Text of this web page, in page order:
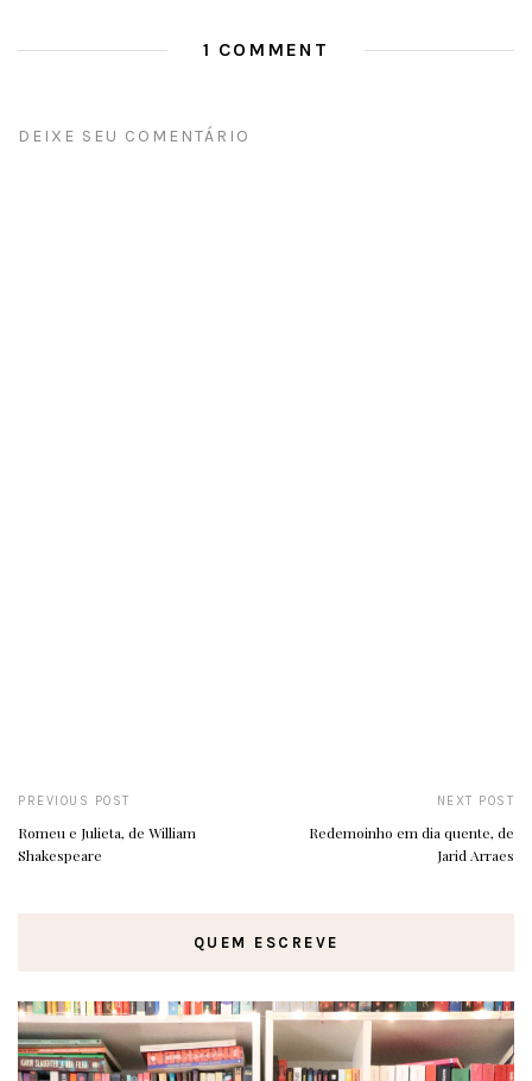
1 COMMENT
DEIXE SEU COMENTÁRIO
PREVIOUS POST
Romeu e Julieta, de William
Shakespeare
NEXT POST
Redemoinho em dia quente, de
Jarid Arraes
QUEM ESCREVE